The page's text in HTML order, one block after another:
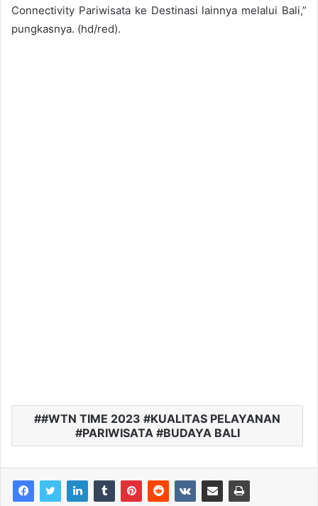
Connectivity Pariwisata ke Destinasi lainnya melalui Bali,”
pungkasnya. (hd/red).
#WTN TIME 2023 #KUALITAS PELAYANAN
#PARIWISATA #BUDAYA BALI